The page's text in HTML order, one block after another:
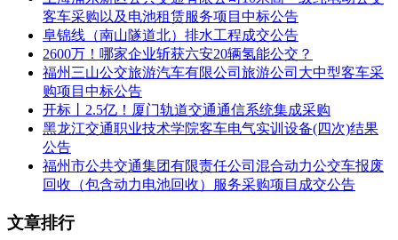
客车采购以及电池租赁服务项目中标公告
阜锦线（南山隧道北）排水工程成交公告
2600万！哪家企业斩获六安20辆氢能公交？
福州三山公交旅游汽车有限公司旅游公司大中型客车采
购项目中标公告
开标丨2.5亿！厦门轨道交通通信系统集成采购
黑龙江交通职业技术学院客车电气实训设备(四次)结果
公告
福州市公共交通集团有限责任公司混合动力公交车报废
回收（包含动力电池回收）服务采购项目成交公告
文章排行